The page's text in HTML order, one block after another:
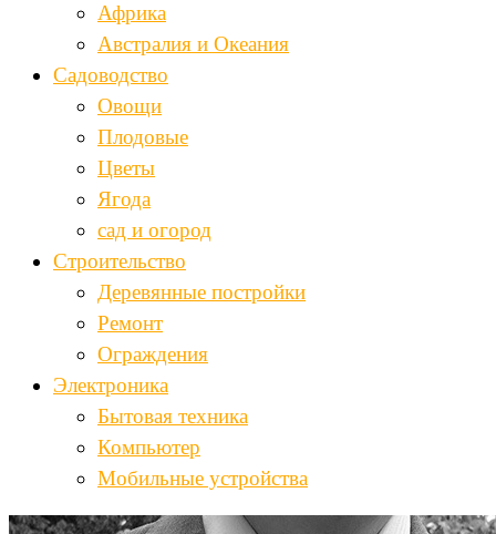
Африка
Австралия и Океания
Садоводство
Овощи
Плодовые
Цветы
Ягода
сад и огород
Строительство
Деревянные постройки
Ремонт
Ограждения
Электроника
Бытовая техника
Компьютер
Мобильные устройства